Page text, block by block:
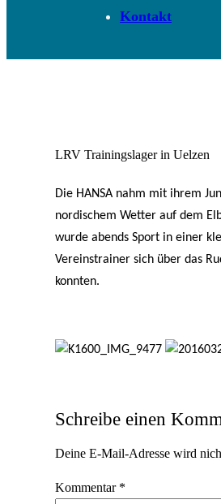
Kontakt
LRV Trainingslager in Uelzen
Die HANSA nahm mit ihrem
nordischem Wetter auf dem
wurde abends Sport in einer
Vereinstrainer sich über das
konnten.
Schreibe einen
Deine E-Mail-Adresse wird
Kommentar *